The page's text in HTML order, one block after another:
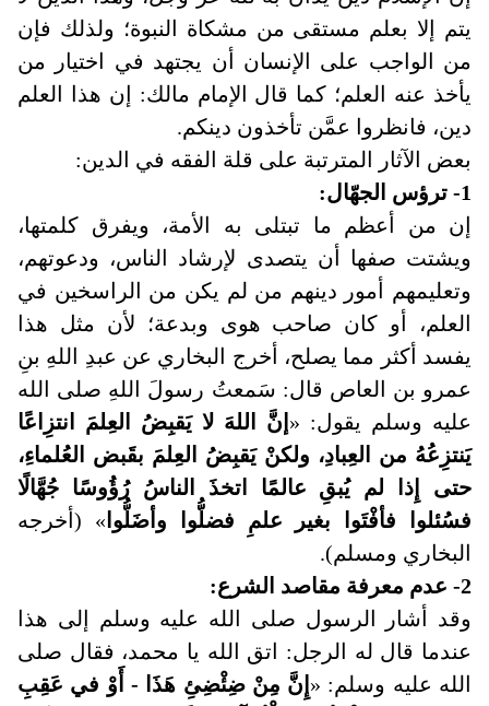
يتم إلا بعلم مستقى من مشكاة النبوة؛ ولذلك فإن
من الواجب على الإنسان أن يجتهد في اختيار من
يأخذ عنه العلم؛ كما قال الإمام مالك: إن هذا العلم
دين، فانظروا عمَّن تأخذون دينكم.
بعض الآثار المترتبة على قلة الفقه في الدين:
1- ترؤس الجهّال
:
إن من أعظم ما تبتلى به الأمة، ويفرق كلمتها،
ويشتت صفها أن يتصدى لإرشاد الناس، ودعوتهم،
وتعليمهم أمور دينهم من لم يكن من الراسخين في
العلم، أو كان صاحب هوى وبدعة؛ لأن مثل هذا
يفسد أكثر مما يصلح، أخرج البخاري عن عبدِ اللهِ بنِ
عمرو بن العاص قال: سَمعتُ رسولَ اللهِ صلى الله
عليه وسلم يقول: « إنَّ اللهَ لا يَقبِضُ العِلمَ انتزِاعًا
يَنتزِعُهُ من العِبادِ، ولكنْ يَقبِضُ العِلمَ بقَبض العُلماءِ،
حتى إِذا لم يُبقِ عالمًا اتخذَ الناسُ رُؤُوسًا جُهَّالًا
فسُئلوا فأفْتَوا بغير علمِ فضلُّوا وأضَلُّوا » (أخرجه
البخاري ومسلم).
2- عدم معرفة مقاصد الشرع
:
وقد أشار الرسول صلى الله عليه وسلم إلى هذا
عندما قال له الرجل: اتق الله يا محمد، فقال صلى
الله عليه وسلم: « إِنَّ مِنْ ضِئْضِئِ هَذَا - أَوْ في عَقِبِ